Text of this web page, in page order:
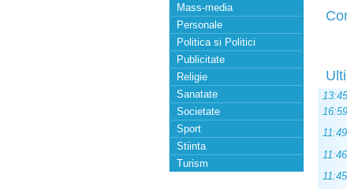
Mass-media
Personale
Politica si Politici
Publicitate
Religie
Sanatate
Societate
Sport
Stiinta
Turism